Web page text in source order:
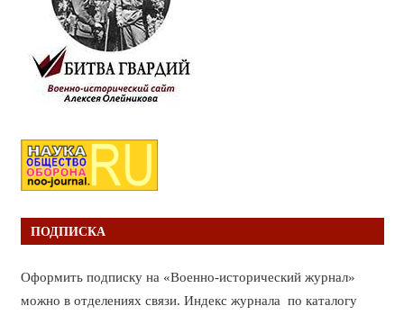
ПОДПИСКА
Оформить подписку на «Военно-исторический журнал»
можно в отделениях связи. Индекс журнала по каталогу